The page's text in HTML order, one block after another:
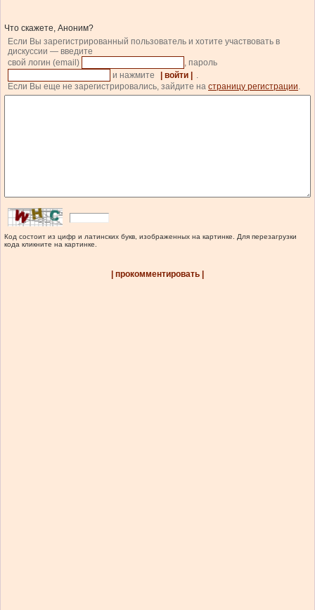
Что скажете, Аноним?
Если Вы зарегистрированный пользователь и хотите участвовать в
дискуссии — введите
свой логин (email)
, пароль
и нажмите
| войти |
.
Если Вы еще не зарегистрировались, зайдите на страницу регистрации.
Код состоит из цифр и латинских букв, изображенных на картинке. Для перезагрузки
кода кликните на картинке.
| прокомментировать |